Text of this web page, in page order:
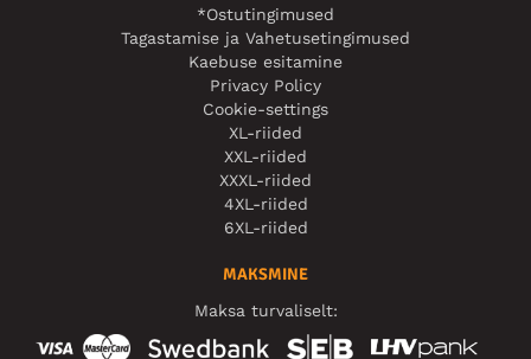
*Ostutingimused
Tagastamise ja Vahetusetingimused
Kaebuse esitamine
Privacy Policy
Cookie-settings
XL-riided
XXL-riided
XXXL-riided
4XL-riided
6XL-riided
MAKSMINE
Maksa turvaliselt: